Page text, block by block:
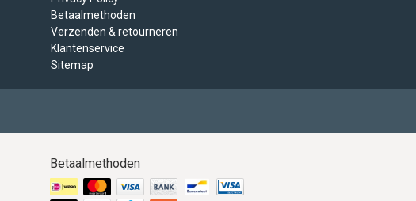
Betaalmethoden
Verzenden & retourneren
Klantenservice
Sitemap
Betaalmethoden